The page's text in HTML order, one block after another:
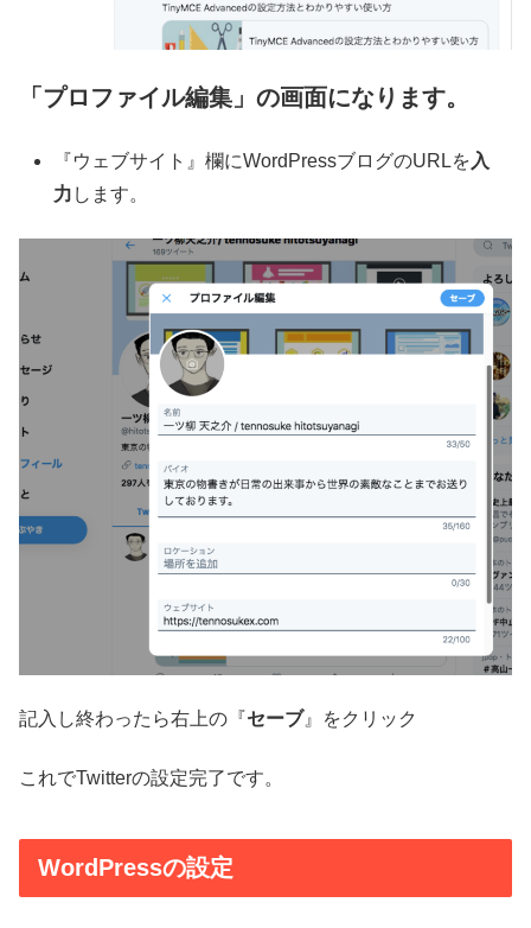
「プロファイル編集」の画面になります。
『ウェブサイト』欄にWordPressブログのURLを入
力 します。
記入し終わったら右上の『セーブ』をクリック
これでTwitterの設定完了です。
WordPressの設定